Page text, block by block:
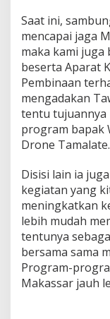
Saat ini,
mencapai jaga
maka kami juga
beserta Aparat
Pembinaan
mengadakan
tentu tujuannya
program bapak
Drone Tamalate.
Disisi lain ia
kegiatan yang
meningkatkan
lebih mudah
tentunya
bersama sama
Program-
Makassar jauh